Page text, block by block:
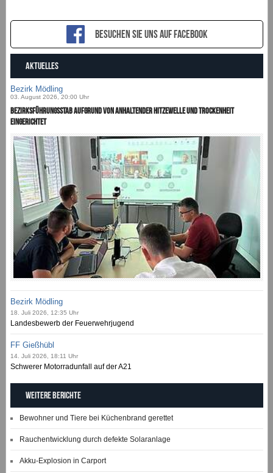
Besuchen sie uns auf Facebook
AKTUELLES
Bezirk Mödling
03. August 2026, 20:00 Uhr
Bezirksführungsstab aufgrund von anhaltender Hitzewelle und Trockenheit
eingerichtet
Bezirk Mödling
18. Juli 2026, 12:35 Uhr
Landesbewerb der Feuerwehrjugend
FF Gießhübl
14. Juli 2026, 18:11 Uhr
Schwerer Motorradunfall auf der A21
Weitere Berichte
Bewohner und Tiere bei Küchenbrand gerettet
Rauchentwicklung durch defekte Solaranlage
Akku-Explosion in Carport